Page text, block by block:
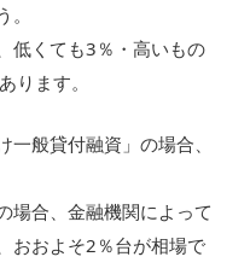
低くても3％・高いもの
ります。
般貸付融資」の場合、
場合、金融機関によって
おおよそ2％台が相場で